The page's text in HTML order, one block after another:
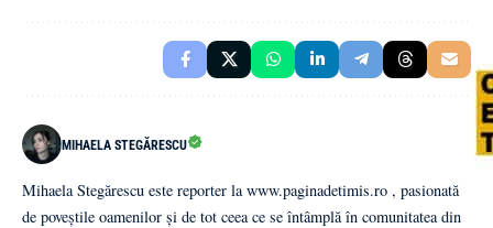
MIHAELA STEGĂRESCU
Mihaela Stegărescu este reporter la www.paginadetimis.ro , pasionată
de poveștile oamenilor și de tot ceea ce se întâmplă în comunitatea din